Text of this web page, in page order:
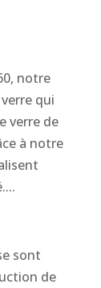
notre
qui
verre de
à notre
sont
de